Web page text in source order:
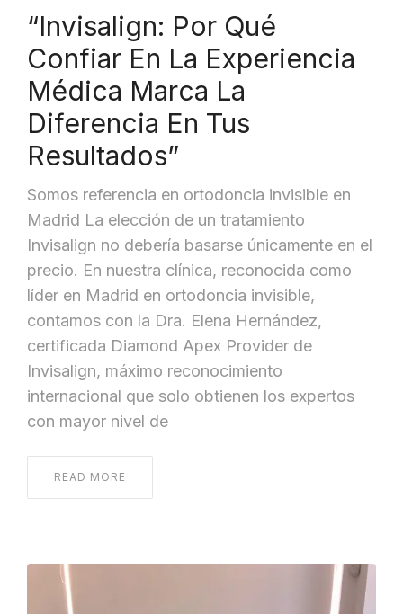
“Invisalign: Por Qué
Confiar En La Experiencia
Médica Marca La
Diferencia En Tus
Resultados”
Somos referencia en ortodoncia invisible en
Madrid La elección de un tratamiento
Invisalign no debería basarse únicamente en el
precio. En nuestra clínica, reconocida como
líder en Madrid en ortodoncia invisible,
contamos con la Dra. Elena Hernández,
certificada Diamond Apex Provider de
Invisalign, máximo reconocimiento
internacional que solo obtienen los expertos
con mayor nivel de
READ MORE